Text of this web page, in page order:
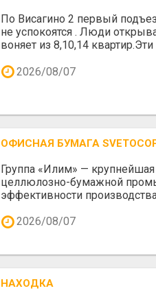
По Висагино 2 первый
не успокоятся . Люди
воняет из 8,10,14 квартир.Эти
2026/08/07
ОФИСНАЯ БУМАГА
Группа «Илим» —
целлюлозно-бумажной
эффективности
2026/08/07
НАХОДКА